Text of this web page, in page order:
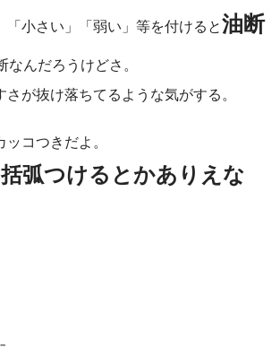
「小さい」「弱い」等を付けると油断
なんだろうけどさ。
さが抜け落ちてるような気がする。
コつきだよ。
弧つけるとかありえな